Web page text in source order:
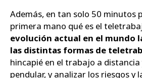
Además, en tan solo 50 minutos
primera mano qué es el
evolución actual en el mundo
las distintas formas de
hincapié en el trabajo a
pendular, y analizar los riesgos y